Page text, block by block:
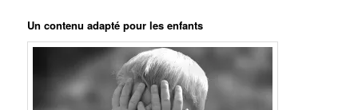
Un contenu adapté pour les enfants